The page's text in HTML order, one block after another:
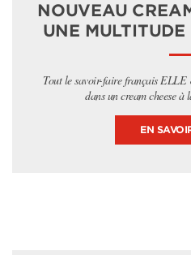
NOUVEAU
UNE MULTITUDE
Tout le savoir-faire français
dans un cream cheese à
EN